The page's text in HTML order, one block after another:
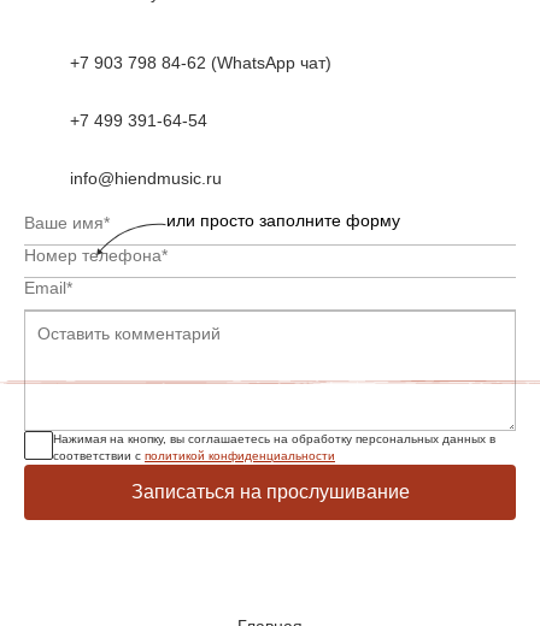
+7 903 798 84-62 (WhatsApp чат)
+7 499 391-64-54
info@hiendmusic.ru
Нажимая на кнопку, вы соглашаетесь на обработку персональных данных в
соответствии с политикой конфиденциальности
Записаться на прослушивание
или просто заполните форму